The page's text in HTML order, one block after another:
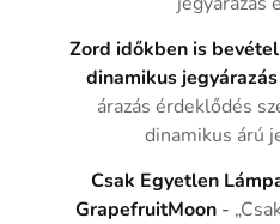
Zord időkben is
dinamikus
árazás érdeklődés
dinamikus árú
Csak Egyetlen
GrapefruitMoon -